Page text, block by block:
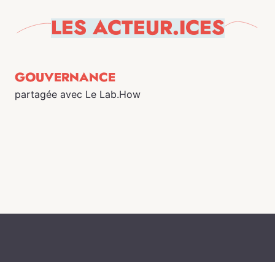
LES ACTEUR.ICES
GOUVERNANCE
partagée avec Le Lab.How